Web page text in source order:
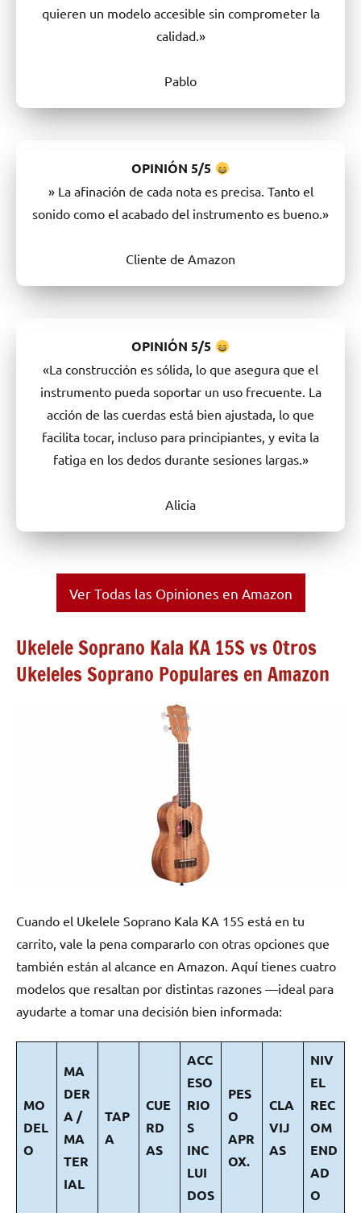
quieren un modelo accesible sin comprometer la
calidad.»
Pablo
OPINIÓN 5/5
» La afinación de cada nota es precisa. Tanto el
sonido como el acabado del instrumento es bueno.»
Cliente de Amazon
OPINIÓN 5/5
«La construcción es sólida, lo que asegura que el
instrumento pueda soportar un uso frecuente. La
acción de las cuerdas está bien ajustada, lo que
facilita tocar, incluso para principiantes, y evita la
fatiga en los dedos durante sesiones largas.»
Alicia
Ver Todas las Opiniones en Amazon
Ukelele Soprano Kala KA 15S vs Otros
Ukeleles Soprano Populares en Amazon
Cuando el Ukelele Soprano Kala KA 15S está en tu
carrito, vale la pena compararlo con otras opciones que
también están al alcance en Amazon. Aquí tienes cuatro
modelos que resaltan por distintas razones —ideal para
ayudarte a tomar una decisión bien informada:
MO
DEL
O
MA
DER
A /
MA
TER
IAL
TAP
A
CUE
RD
AS
ACC
ESO
RIO
S
INC
LUI
DOS
PES
O
APR
OX.
CLA
VIJ
AS
NIV
EL
REC
OM
END
AD
O